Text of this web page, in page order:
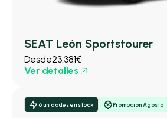
SEAT León Sportstourer
Desde23.381€
Ver detalles
6 unidades en stock Promoción Agosto